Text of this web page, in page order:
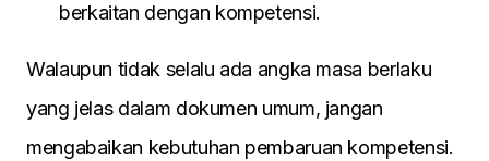
berkaitan dengan kompetensi.
Walaupun tidak selalu ada angka masa berlaku
yang jelas dalam dokumen umum, jangan
mengabaikan kebutuhan pembaruan kompetensi.